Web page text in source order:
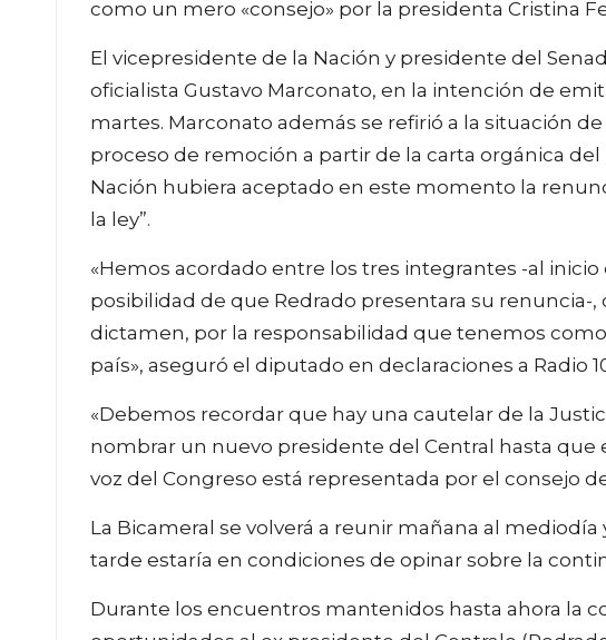
como un mero «consejo» por la presidenta Cristina
El vicepresidente de la Nación y presidente del
oficialista Gustavo Marconato, en la intención de
martes. Marconato además se refirió a la situación
proceso de remoción a partir de la carta orgánica del
Nación hubiera aceptado en este momento la
la ley”.
«Hemos acordado entre los tres integrantes -al
posibilidad de que Redrado presentara su renuncia-
dictamen, por la responsabilidad que tenemos
país», aseguró el diputado en declaraciones a Radio
«Debemos recordar que hay una cautelar de la
nombrar un nuevo presidente del Central hasta que
voz del Congreso está representada por el consejo
La Bicameral se volverá a reunir mañana al
tarde estaría en condiciones de opinar sobre la
Durante los encuentros mantenidos hasta ahora la